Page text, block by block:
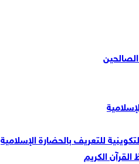
للتعريف بالحضارة الإسلامية
الكريم